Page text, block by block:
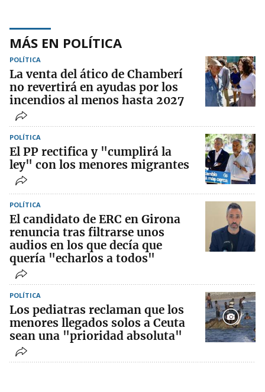
MÁS EN POLÍTICA
POLÍTICA
La venta del ático de Chamberí
no revertirá en ayudas por los
incendios al menos hasta 2027
POLÍTICA
El PP rectifica y "cumplirá la
ley" con los menores migrantes
POLÍTICA
El candidato de ERC en Girona
renuncia tras filtrarse unos
audios en los que decía que
quería "echarlos a todos"
POLÍTICA
Los pediatras reclaman que los
menores llegados solos a Ceuta
sean una "prioridad absoluta"